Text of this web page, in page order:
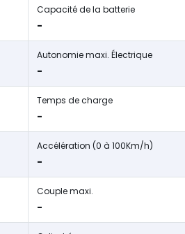
Capacité de la batterie
-
Autonomie maxi. Électrique
-
Temps de charge
-
Accélération (0 à 100Km/h)
-
Couple maxi.
-